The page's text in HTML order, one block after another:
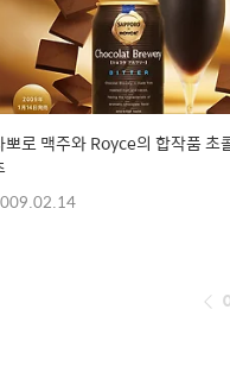
뽀로 맥주와 Royce의 합작품 초